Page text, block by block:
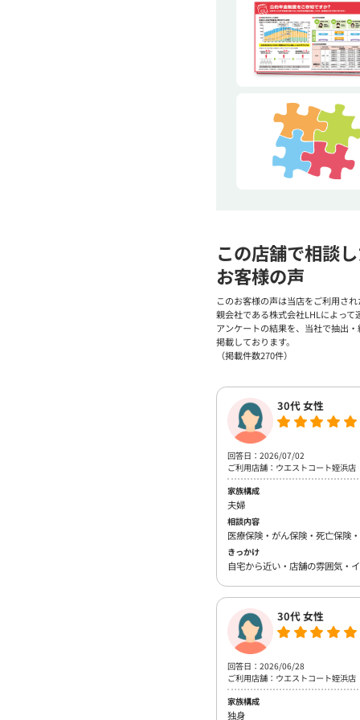
この店舗で相談
お客様の声
このお客様の声は当店をご利用さ
親会社である株式会社LHLによって
アンケートの結果を、当社で抽出
掲載しております。
（掲載件数270件）
30代 女性
回答日：2026/07/02
ご利用店舗：ウエストコート姪浜店
家族構成
夫婦
相談内容
医療保険・がん保険・死亡保険
きっかけ
自宅から近い・店舗の雰囲気・
30代 女性
回答日：2026/06/28
ご利用店舗：ウエストコート姪浜店
家族構成
独身